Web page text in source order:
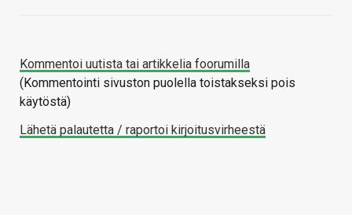
Kommentoi uutista tai artikkelia foorumilla
(Kommentointi sivuston puolella toistakseksi pois
käytöstä)
Lähetä palautetta / raportoi kirjoitusvirheestä